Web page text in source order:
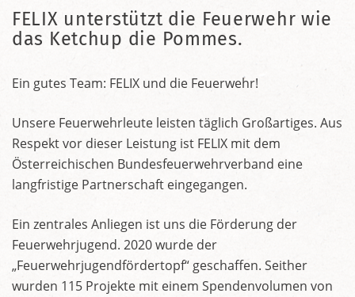
FELIX unterstützt die Feuerwehr wie
das Ketchup die Pommes.
Ein gutes Team: FELIX und die Feuerwehr!
Unsere Feuerwehrleute leisten täglich Großartiges. Aus
Respekt vor dieser Leistung ist FELIX mit dem
Österreichischen Bundesfeuerwehrverband eine
langfristige Partnerschaft eingegangen.
Ein zentrales Anliegen ist uns die Förderung der
Feuerwehrjugend. 2020 wurde der
„Feuerwehrjugendfördertopf“ geschaffen. Seither
wurden 115 Projekte mit einem Spendenvolumen von